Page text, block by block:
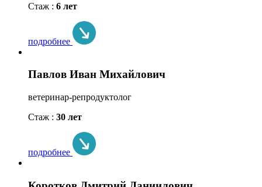
Стаж : 6 лет
подробнее
Павлов Иван Михайлович
ветеринар-репродуктолог
Стаж : 30 лет
подробнее